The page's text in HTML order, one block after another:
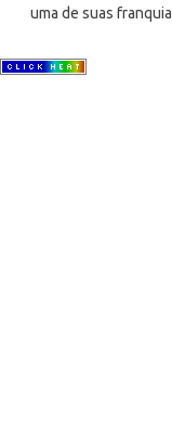
uma de suas